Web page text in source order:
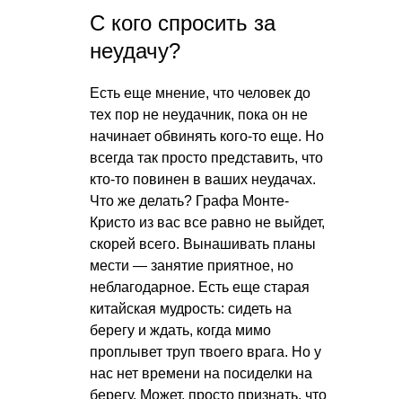
С кого спросить за
неудачу?
Есть еще мнение, что человек до
тех пор не неудачник, пока он не
начинает обвинять кого-то еще. Но
всегда так просто представить, что
кто-то повинен в ваших неудачах.
Что же делать? Графа Монте-
Кристо из вас все равно не выйдет,
скорей всего. Вынашивать планы
мести — занятие приятное, но
неблагодарное. Есть еще старая
китайская мудрость: сидеть на
берегу и ждать, когда мимо
проплывет труп твоего врага. Но у
нас нет времени на посиделки на
берегу. Может, просто признать, что